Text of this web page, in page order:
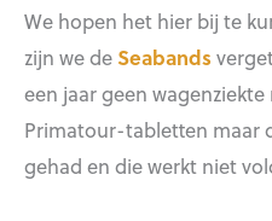
We hopen het hier bij te
zijn we de Seabands
een jaar geen
Primatour-tabletten maar
gehad en die werkt niet